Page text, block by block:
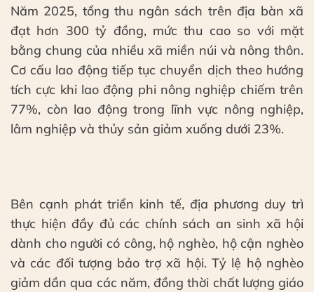
Năm 2025, tổng thu ngân sách trên địa bàn xã
đạt hơn 300 tỷ đồng, mức thu cao so với mặt
bằng chung của nhiều xã miền núi và nông thôn.
Cơ cấu lao động tiếp tục chuyển dịch theo hướng
tích cực khi lao động phi nông nghiệp chiếm trên
77%, còn lao động trong lĩnh vực nông nghiệp,
lâm nghiệp và thủy sản giảm xuống dưới 23%.
Bên cạnh phát triển kinh tế, địa phương duy trì
thực hiện đầy đủ các chính sách an sinh xã hội
dành cho người có công, hộ nghèo, hộ cận nghèo
và các đối tượng bảo trợ xã hội. Tỷ lệ hộ nghèo
giảm dần qua các năm, đồng thời chất lượng giáo